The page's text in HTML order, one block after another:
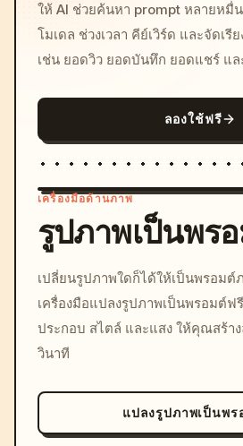
ให้ AI ช่วยค้นหา prompt หลายหมื่
โมเดล ช่วงเวลา คีย์เวิร์ด และจัดเ
เช่น ยอดวิว ยอดบันทึก ยอดแชร์ แล
ลองใช้ฟรี
c,
เครื่องมือด้านภาพ
รูปภาพเป็นพร
เปลี่ยนรูปภาพใดก็ได้ให้เป็นพรอมต์
เครื่องมือแปลงรูปภาพเป็นพรอมต์ฟ
ประกอบ สไตล์ และแสง ให้คุณสร้า
วินาที
แปลงรูปภาพเป็นพร